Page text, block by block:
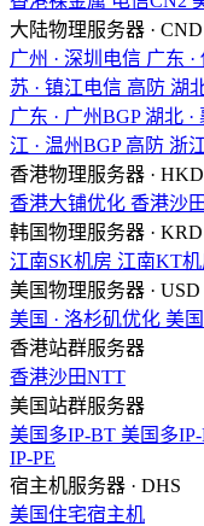
大陆物理服务器 · CND
广州 · 深圳电信 广东 ·
苏 · 镇江电信 高防 湖
广东 · 广州BGP 湖北 ·
江 · 温州BGP 高防 浙
香港物理服务器 · HKD
香港大铺优化 香港沙
韩国物理服务器 · KRD
江南SK机房 江南KT机
美国物理服务器 · USD
美国 · 洛杉矶优化 美
香港站群服务器
香港沙田NTT
美国站群服务器
美国多IP-BT 美国多
IP-PE
宿主机服务器 · DHS
美国住宅宿主机